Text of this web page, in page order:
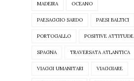
MADEIRA OCEANO
PAESAGGIO SARDO PAESI BALTICI
PORTOGALLO POSITIVE ATTITUDE
SPAGNA TRAVERSATA ATLANTICA
VIAGGI UMANITARI VIAGGIARE